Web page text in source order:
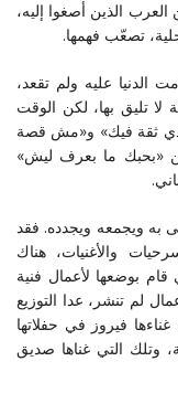
الذين أصغوا إليه،
تصعّب فهمها.
عليه ولم تقعد،
تليق بها، لكن الوقت
ثقة فيك» و«مش قصة
«بحبك ما بعرف ليش»
به ويجمعه ويجدده. فقد
والأغنيات، هناك
قام بوضعها لأعمال فنية
لم تنشر، عدا التوزيع
فيروز في حفلاتها
وتلك التي غناها صديق